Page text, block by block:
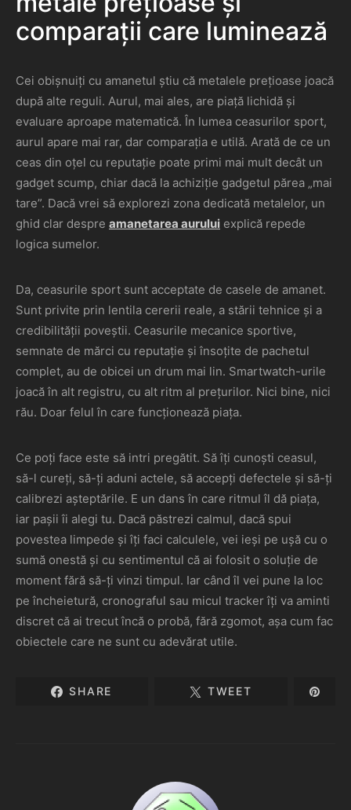
comparații care luminează
Cei obișnuiți cu amanetul știu că metalele prețioase joacă
după alte reguli. Aurul, mai ales, are piață lichidă și
evaluare aproape matematică. În lumea ceasurilor sport,
aurul apare mai rar, dar comparația e utilă. Arată de ce un
ceas din oțel cu reputație poate primi mai mult decât un
gadget scump, chiar dacă la achiziție gadgetul părea „mai
tare”. Dacă vrei să explorezi zona dedicată metalelor, un
ghid clar despre amanetarea aurului explică repede
logica sumelor.
Da, ceasurile sport sunt acceptate de casele de amanet.
Sunt privite prin lentila cererii reale, a stării tehnice și a
credibilității poveștii. Ceasurile mecanice sportive,
semnate de mărci cu reputație și însoțite de pachetul
complet, au de obicei un drum mai lin. Smartwatch-urile
joacă în alt registru, cu alt ritm al prețurilor. Nici bine, nici
rău. Doar felul în care funcționează piața.
Ce poți face este să intri pregătit. Să îți cunoști ceasul,
să-l cureți, să-ți aduni actele, să accepți defectele și să-ți
calibrezi așteptările. E un dans în care ritmul îl dă piața,
iar pașii îi alegi tu. Dacă păstrezi calmul, dacă spui
povestea limpede și îți faci calculele, vei ieși pe ușă cu o
sumă onestă și cu sentimentul că ai folosit o soluție de
moment fără să-ți vinzi timpul. Iar când îl vei pune la loc
pe încheietură, cronograful sau micul tracker îți va aminti
discret că ai trecut încă o probă, fără zgomot, așa cum fac
obiectele care ne sunt cu adevărat utile.
SHARE TWEET